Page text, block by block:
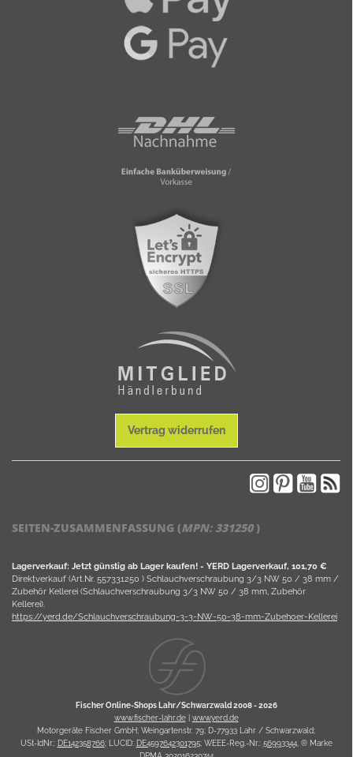
Vertrag widerrufen
SEITEN-ZUSAMMENFASSUNG (MPN: 331250)
Lagerverkauf: Jetzt günstig ab Lager kaufen! - YERD Lagerverkauf, 101,70 €
Direktverkauf (Art.Nr. 557331250 ) Schlauchverschraubung 3/3 NW 50 / 38 mm /
Zubehör Kellerei (Schlauchverschraubung 3/3 NW 50 / 38 mm, Zubehör
Kellerei).
https://yerd.de/Schlauchverschraubung-3-3-NW-50-38-mm-Zubehoer-Kellerei
Fischer Online-Shops Lahr/Schwarzwald 2008 -2026
www.fischer-lahr.de| www.yerd.de
Motorgeräte Fischer GmbH; Weingartenstr. 79; D-77933 Lahr / Schwarzwald;
USt-IdNr.: DE142358766; LUCID: DE4597642301795; WEEE-Reg.-Nr.: 56993344, ® Marke